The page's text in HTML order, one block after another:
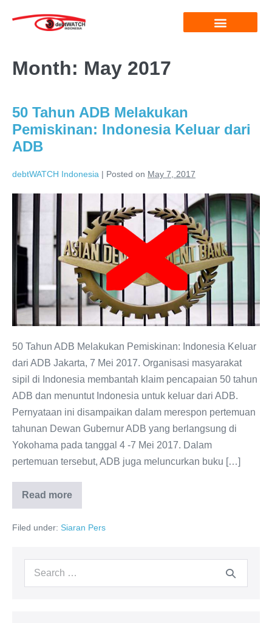
Month: May 2017
50 Tahun ADB Melakukan
Pemiskinan: Indonesia Keluar dari
ADB
debtWATCH Indonesia | Posted on May 7, 2017
50 Tahun ADB Melakukan Pemiskinan: Indonesia Keluar
dari ADB Jakarta, 7 Mei 2017. Organisasi masyarakat
sipil di Indonesia membantah klaim pencapaian 50 tahun
ADB dan menuntut Indonesia untuk keluar dari ADB.
Pernyataan ini disampaikan dalam merespon pertemuan
tahunan Dewan Gubernur ADB yang berlangsung di
Yokohama pada tanggal 4 -7 Mei 2017. Dalam
pertemuan tersebut, ADB juga meluncurkan buku […]
Read more
Filed under: Siaran Pers